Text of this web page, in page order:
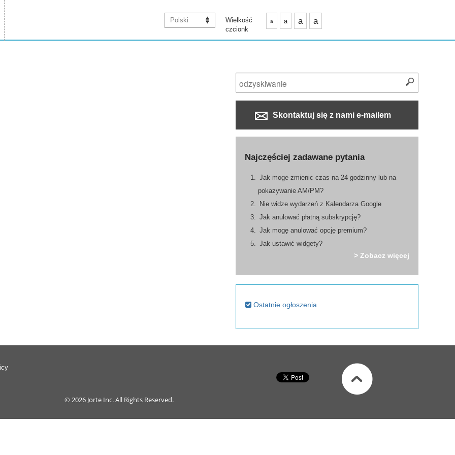
Polski
Wielkość
czcionk
a a a a
Skontaktuj się z nami e-mailem
Najczęściej zadawane pytania
Jak moge zmienic czas na 24 godzinny lub na
pokazywanie AM/PM?
Nie widze wydarzeń z Kalendarza Google
Jak anulować płatną subskrypcję?
Jak mogę anulować opcję premium?
Jak ustawić widgety?
> Zobacz więcej
Ostatnie ogłoszenia
© 2026 Jorte Inc.All Rights Reserved.